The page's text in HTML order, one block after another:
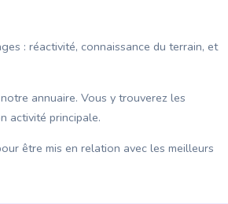
: réactivité, connaissance du terrain, et
annuaire. Vous y trouverez les
activité principale.
être mis en relation avec les meilleurs